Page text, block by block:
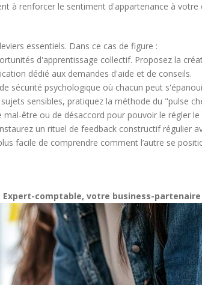
à renforcer le sentiment d'appartenance à votre
essentiels. Dans ce cas de figure :
d'apprentissage collectif. Proposez la
dédié aux demandes d'aide et de conseils.
sécurité psychologique où chacun peut
sensibles, pratiquez la méthode du "pulse
être ou de désaccord pour pouvoir le régler
un rituel de feedback constructif régulier
facile de comprendre comment l’autre se
comptable, votre business-partenaire